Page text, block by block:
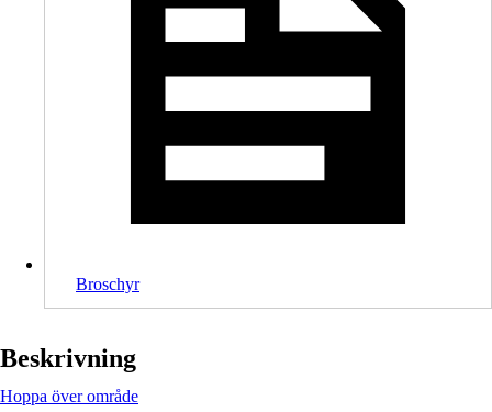
Broschyr
Beskrivning
Hoppa över område